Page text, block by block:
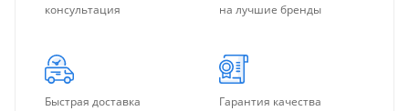
консультация
на лучшие бренды
Быстрая доставка
Гарантия качества